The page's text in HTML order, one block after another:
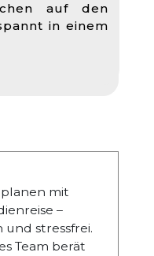
auf den
in einem
mit
–
stressfrei.
Team berät